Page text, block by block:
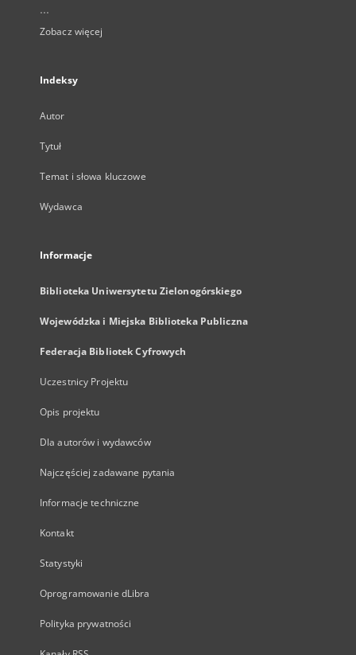
...
Zobacz więcej
Indeksy
Autor
Tytuł
Temat i słowa kluczowe
Wydawca
Informacje
Biblioteka Uniwersytetu Zielonogórskiego
Wojewódzka i Miejska Biblioteka Publiczna
Federacja Bibliotek Cyfrowych
Uczestnicy Projektu
Opis projektu
Dla autorów i wydawców
Najczęściej zadawane pytania
Informacje techniczne
Kontakt
Statystyki
Oprogramowanie dLibra
Polityka prywatności